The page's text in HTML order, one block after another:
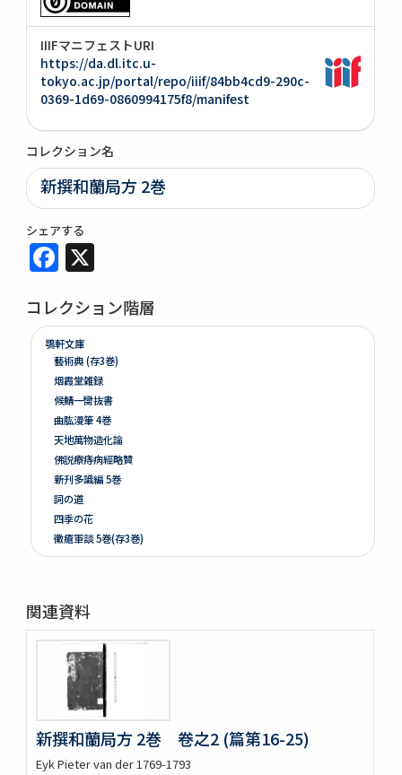
IIIFマニフェストURI
https://da.dl.itc.u-
tokyo.ac.jp/portal/repo/iiif/84bb4cd9-290c-
0369-1d69-0860994175f8/manifest
コレクション名
新撰和蘭局方 2巻
シェアする
Facebook
コレクション階層
鶚軒文庫
藝術典 (存3巻)
烟霞堂雑録
候鯖一臠抜書
曲肱漫筆 4巻
天地萬物造化論
佛説療痔病經略贊
新刋多識編 5巻
詞の道
四季の花
黴瘡軍談 5巻(存3巻)
煮藥漫抄 2巻
北女閭起原 3巻
さんてう記ときのたいこ
さんてう記ときのたいこ
疱瘡絵
繪本子供あそひ
映間紀聞
有馬山温泉由来 . 下野國安蘇郡赤岩庚申山記
関連資料
新撰和蘭局方 2巻 卷之2 (篇第16-25)
Eyk Pieter van der 1769-1793